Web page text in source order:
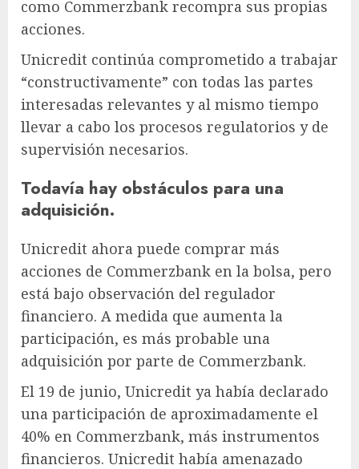
como Commerzbank recompra sus propias
acciones.
Unicredit continúa comprometido a trabajar
“constructivamente” con todas las partes
interesadas relevantes y al mismo tiempo
llevar a cabo los procesos regulatorios y de
supervisión necesarios.
Todavía hay obstáculos para una
adquisición.
Unicredit ahora puede comprar más
acciones de Commerzbank en la bolsa, pero
está bajo observación del regulador
financiero. A medida que aumenta la
participación, es más probable una
adquisición por parte de Commerzbank.
El 19 de junio, Unicredit ya había declarado
una participación de aproximadamente el
40% en Commerzbank, más instrumentos
financieros. Unicredit había amenazado